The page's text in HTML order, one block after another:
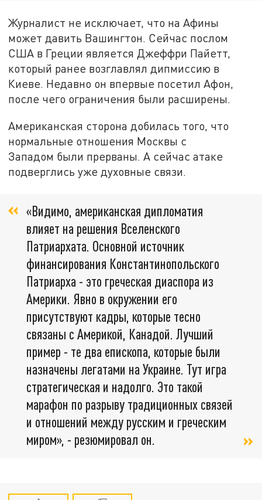
Журналист не исключает, что на Афины
может давить Вашингтон. Сейчас послом
США в Греции является Джеффри Пайетт,
который ранее возглавлял дипмиссию в
Киеве. Недавно он впервые посетил Афон,
после чего ограничения были расширены.
Американская сторона добилась того, что
нормальные отношения Москвы с
Западом были прерваны. А сейчас атаке
подверглись уже духовные связи.
«Видимо, американская дипломатия
влияет на решения Вселенского
Патриархата. Основной источник
финансирования Константинопольского
Патриарха - это греческая диаспора из
Америки. Явно в окружении его
присутствуют кадры, которые тесно
связаны с Америкой, Канадой. Лучший
пример - те два епископа, которые были
назначены легатами на Украине. Тут игра
стратегическая и надолго. Это такой
марафон по разрыву традиционных связей
и отношений между русским и греческим
миром», - резюмировал он.